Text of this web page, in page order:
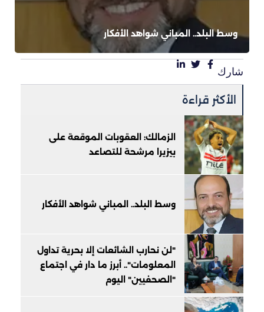
وسط البلد.. المباني شواهد الأفكار
شارك
الأكثر قراءة
الزمالك: العقوبات الموقعة على
بيزيرا مرشحة للتصاعد
وسط البلد.. المباني شواهد الأفكار
"لن نحارب الشائعات إلا بحرية تداول
المعلومات".. أبرز ما دار في اجتماع
"الصحفيين" اليوم